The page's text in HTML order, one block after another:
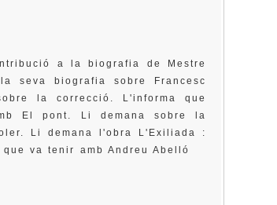
a la biografia de Mestre
seva biografia sobre Francesc
la correcció. L'informa que
El pont. Li demana sobre la
Li demana l'obra L'Exiliada :
va tenir amb Andreu Abelló